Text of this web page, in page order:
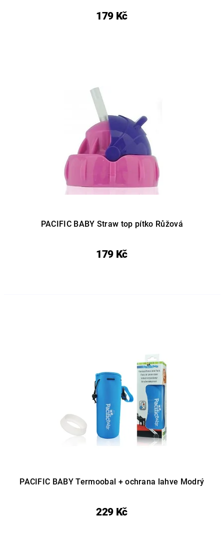
179 Kč
PACIFIC BABY Straw top pítko Růžová
179 Kč
PACIFIC BABY Termoobal + ochrana lahve Modrý
229 Kč